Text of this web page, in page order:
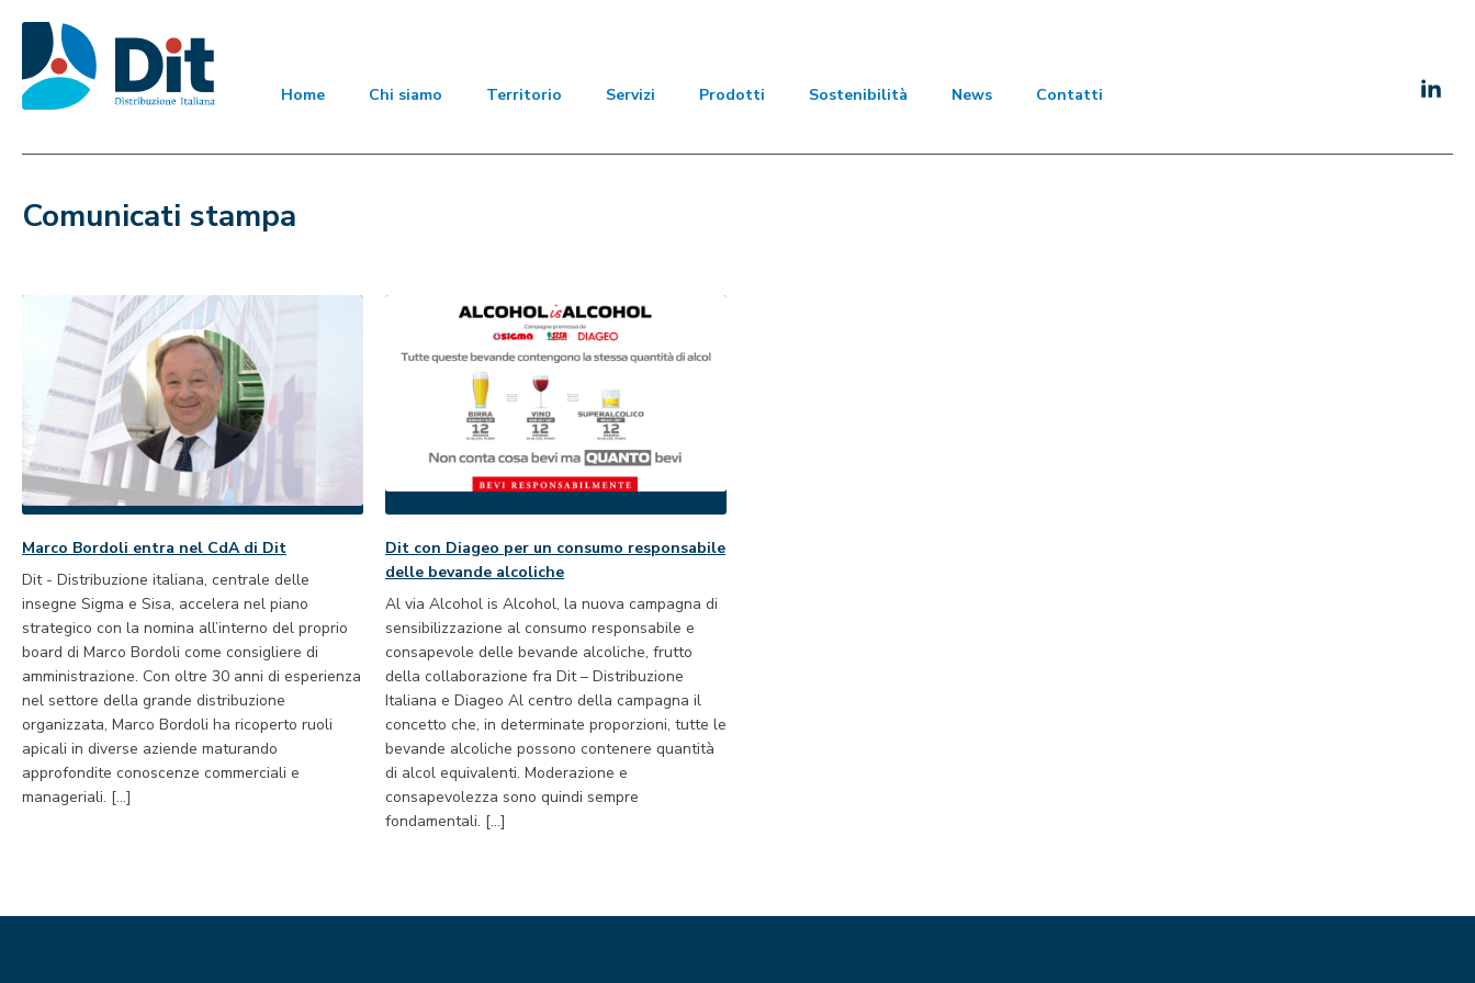
Home Chi siamo Territorio Servizi Prodotti Sostenibilità News Contatti
Comunicati stampa
Marco Bordoli entra nel CdA di Dit
Dit - Distribuzione italiana, centrale delle
insegne Sigma e Sisa, accelera nel piano
strategico con la nomina all’interno del proprio
board di Marco Bordoli come consigliere di
amministrazione. Con oltre 30 anni di esperienza
nel settore della grande distribuzione
organizzata, Marco Bordoli ha ricoperto ruoli
apicali in diverse aziende maturando
approfondite conoscenze commerciali e
manageriali. […]
Dit con Diageo per un consumo responsabile
delle bevande alcoliche
Al via Alcohol is Alcohol, la nuova campagna di
sensibilizzazione al consumo responsabile e
consapevole delle bevande alcoliche, frutto
della collaborazione fra Dit – Distribuzione
Italiana e Diageo Al centro della campagna il
concetto che, in determinate proporzioni, tutte le
bevande alcoliche possono contenere quantità
di alcol equivalenti. Moderazione e
consapevolezza sono quindi sempre
fondamentali. […]